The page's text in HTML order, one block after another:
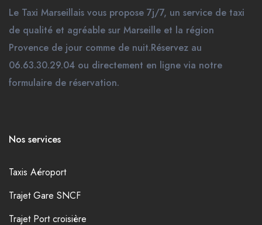
Le Taxi Marseillais vous propose 7j/7, un service de taxi
de qualité et agréable sur Marseille et la région
Provence de jour comme de nuit.Réservez au
06.63.30.29.04 ou directement en ligne via notre
formulaire de réservation.
Nos services
Taxis Aéroport
Trajet Gare SNCF
Trajet Port croisière